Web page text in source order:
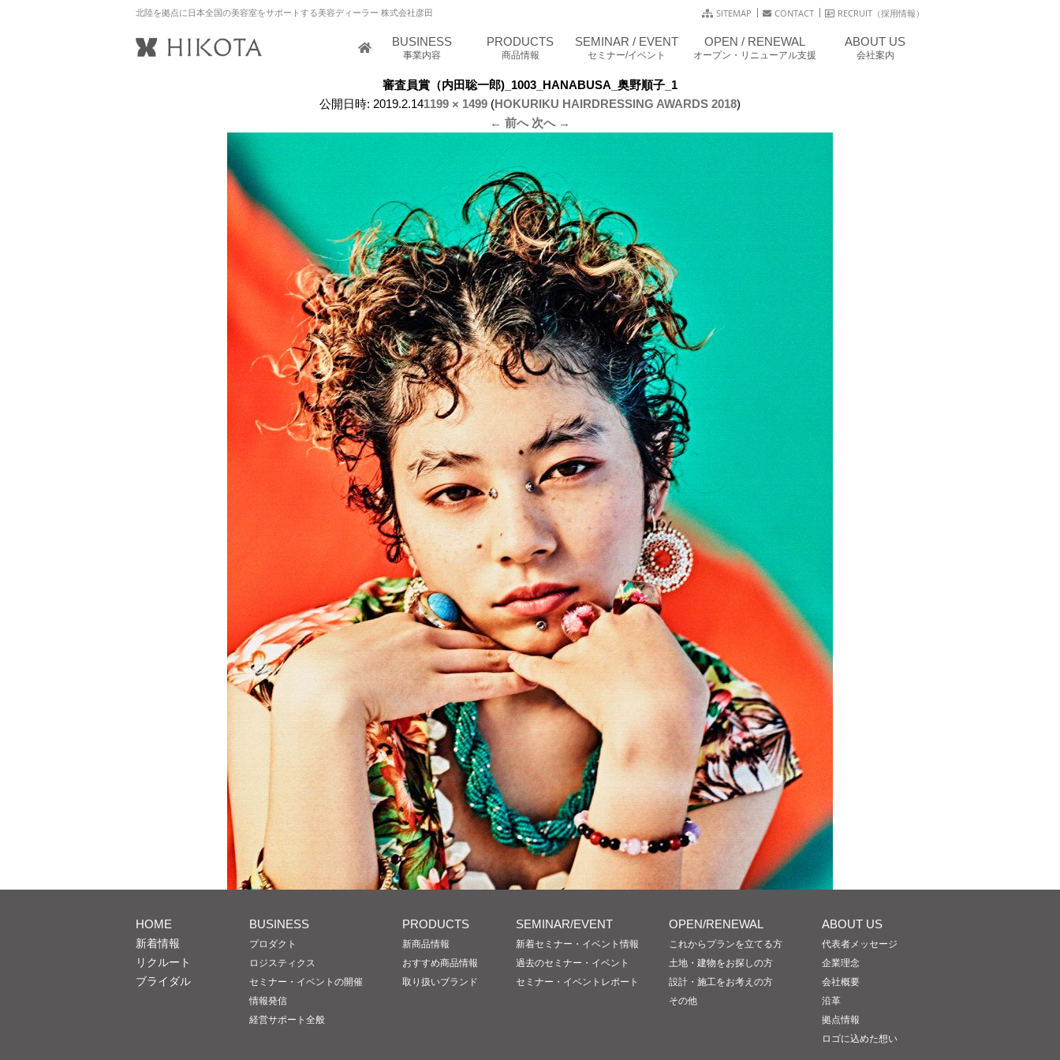
北陸を拠点に日本全国の美容室をサポートする美容ディーラー 株式会社彦田 SITEMAP CONTACT RECRUIT（採用情報）
BUSINESS
事業内容
PRODUCTS
商品情報
SEMINAR / EVENT
セミナー/イベント
OPEN / RENEWAL
オープン・リニューアル支援
ABOUT US
会社案内
審査員賞（内田聡一郎)_1003_HANABUSA_奥野順子_1
公開日時: 2019.2.141199 × 1499 (HOKURIKU HAIRDRESSING AWARDS 2018)
← 前へ 次へ →
HOME
新着情報
リクルート
ブライダル
BUSINESS
プロダクト
ロジスティクス
セミナー・イベントの開催
情報発信
経営サポート全般
PRODUCTS
新商品情報
おすすめ商品情報
取り扱いブランド
SEMINAR/EVENT
新着セミナー・イベント情報
過去のセミナー・イベント
セミナー・イベントレポート
OPEN/RENEWAL
これからプランを立てる方
土地・建物をお探しの方
設計・施工をお考えの方
その他
ABOUT US
代表者メッセージ
企業理念
会社概要
沿革
拠点情報
ロゴに込めた想い